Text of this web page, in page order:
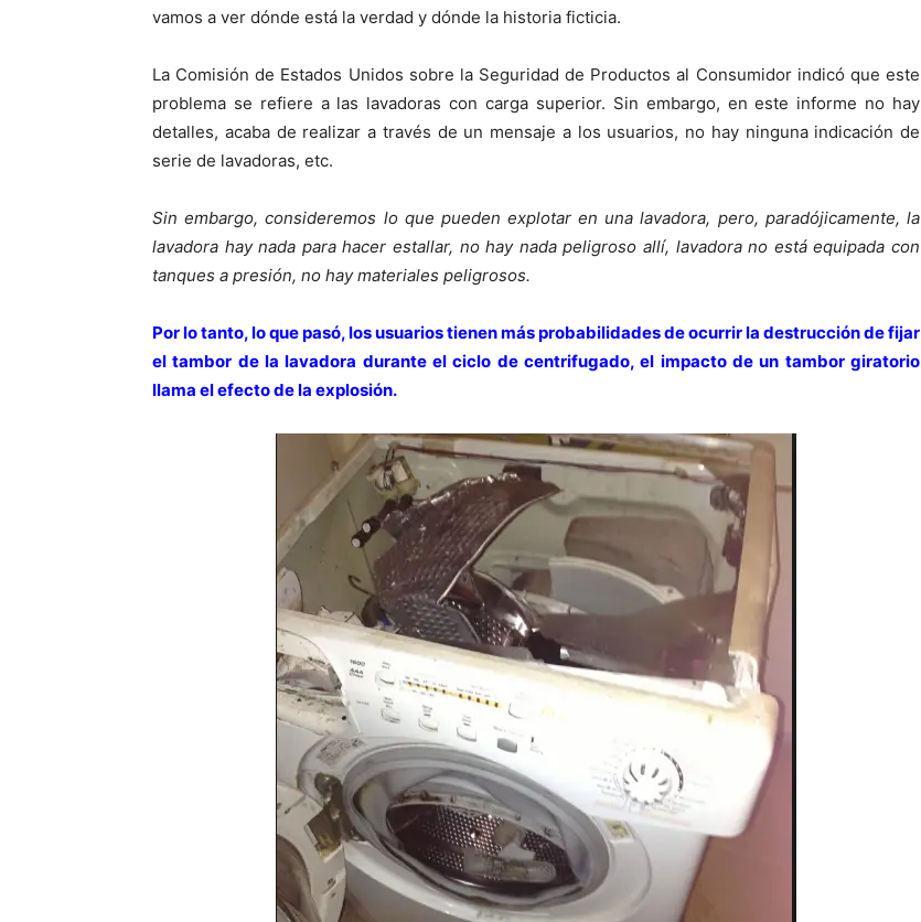
vamos a ver dónde está la verdad y dónde la historia ficticia.
La Comisión de Estados Unidos sobre la Seguridad de Productos al Consumidor indicó que este
problema se refiere a las lavadoras con carga superior. Sin embargo, en este informe no hay
detalles, acaba de realizar a través de un mensaje a los usuarios, no hay ninguna indicación de
serie de lavadoras, etc.
Sin embargo, consideremos lo que pueden explotar en una lavadora, pero, paradójicamente, la
lavadora hay nada para hacer estallar, no hay nada peligroso allí, lavadora no está equipada con
tanques a presión, no hay materiales peligrosos.
Por lo tanto, lo que pasó, los usuarios tienen más probabilidades de ocurrir la destrucción de fijar
el tambor de la lavadora durante el ciclo de centrifugado, el impacto de un tambor giratorio
llama el efecto de la explosión.